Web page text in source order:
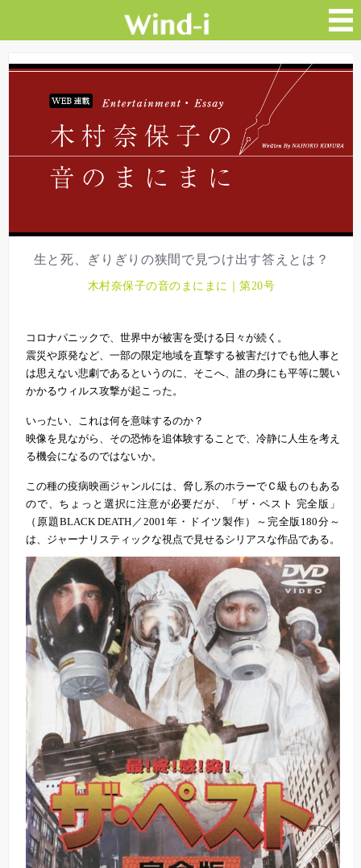
生と死、ぎりぎりの狭間で見つけ出す答えとは？
木村奈保子の音のまにまに｜第20号
コロナパニックで、世界中が被害を受ける日々が続く。
震災や原発など、一部の限定地域を直撃する被害だけでも他人事と
は思えない悲劇であるというのに、そこへ、誰の身にも平等に襲い
かかるウィルス攻撃が起こった。
いったい、これは何を意味するのか？
映像を見ながら、その恐怖を追体験することで、冷静に人生を考え
る機会になるのではないか。
この種の疫病映画ジャンルには、脅し系のホラーでＣ級ものもある
ので、ちょっと選択に注意が必要だが、「ザ・ペスト 完全版」
（原題BLACK DEATH／2001年・ドイツ製作）～完全版180分～
は、ジャーナリスティックな視点で見せるシリアスな作品である。